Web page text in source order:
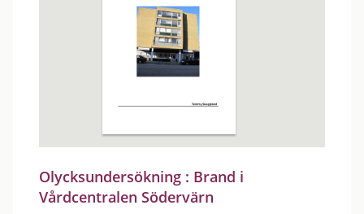
Olycksundersökning : Brand i
Vårdcentralen Södervärn